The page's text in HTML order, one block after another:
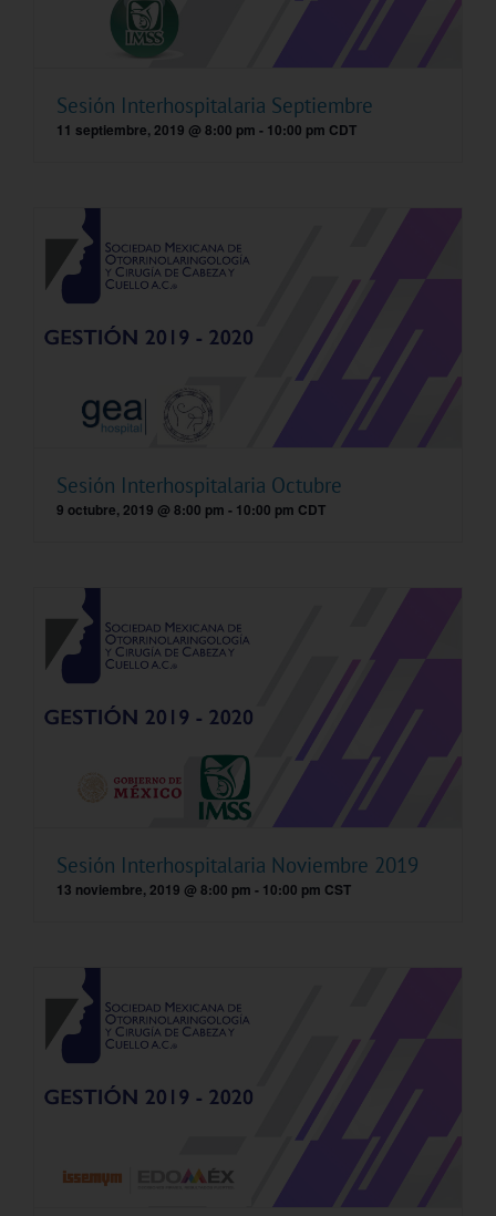
Sesión Interhospitalaria Septiembre
11 septiembre, 2019 @ 8:00 pm - 10:00 pm CDT
Sesión Interhospitalaria Octubre
9 octubre, 2019 @ 8:00 pm - 10:00 pm CDT
Sesión Interhospitalaria Noviembre 2019
13 noviembre, 2019 @ 8:00 pm - 10:00 pm CST